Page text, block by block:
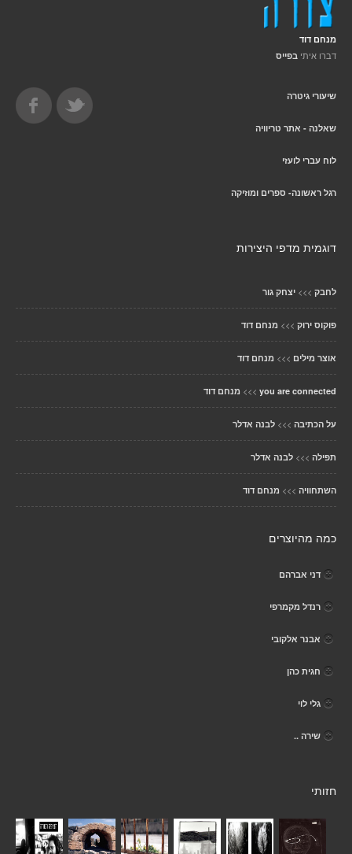
מנחם דוד
דברו איתי בפייס
שיעורי גיטרה
שאלנה - אתר טריוויה
לוח עברי לועזי
רגל ראשונה- ספרים ומוזיקה
דוגמית מדפי היצירות
לחבק >>> יצחק גור
פוקוס ירוק >>> מנחם דוד
אוצר מילים >>> מנחם דוד
you are connected
>>> מנחם דוד
על הכתיבה >>> לבנה אדלר
תפילה >>> לבנה אדלר
השתחוויה >>> מנחם דוד
כמה מהיוצרים
דני אברהם
רנדל מקמרפי
אבנר אלקובי
חגית כהן
גלי לוי
שירה ..
חזותי